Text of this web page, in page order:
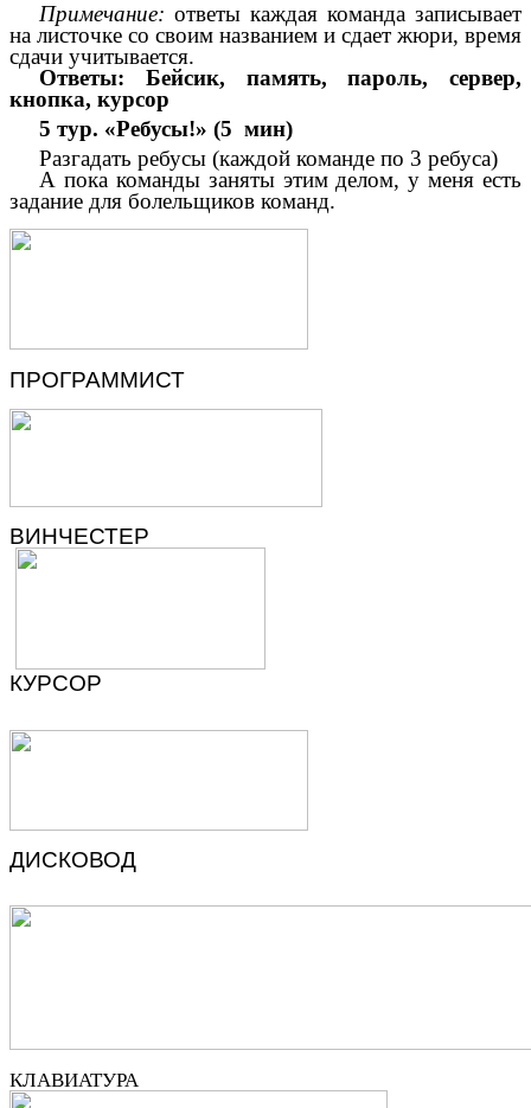
Примечание: ответы каждая команда записывает
на листочке со своим названием и сдает жюри, время
сдачи учитывается.
Ответы: Бейсик, память, пароль, сервер,
кнопка, курсор
5 тур. «Ребусы!» (5 мин)
Разгадать ребусы (каждой команде по 3 ребуса)
А пока команды заняты этим делом, у меня есть
задание для болельщиков команд.
ПРОГРАММИСТ
ВИНЧЕСТЕР
КУРСОР
ДИСКОВОД
КЛАВИАТУРА